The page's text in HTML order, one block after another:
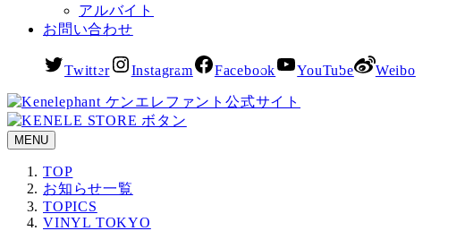
アルバイト
お問い合わせ
Twitter Instagram Facebook YouTube Weibo
MENU
TOP
お知らせ一覧
TOPICS
VINYL TOKYO